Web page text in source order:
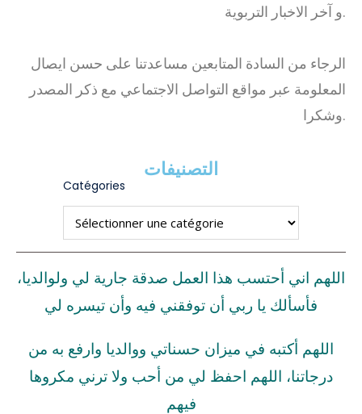
و آخر الاخبار التربوية.
الرجاء من السادة المتابعين مساعدتنا على حسن ايصال
المعلومة عبر مواقع التواصل الاجتماعي مع ذكر المصدر
وشكرا.
التصنيفات
Catégories
اللهم اني أحتسب هذا العمل صدقة جارية لي ولوالديا،
فأسألك يا ربي أن توفقني فيه وأن تيسره لي
اللهم أكتبه في ميزان حسناتي ووالديا وارفع به من
درجاتنا، اللهم احفظ لي من أحب ولا ترني مكروها
فيهم